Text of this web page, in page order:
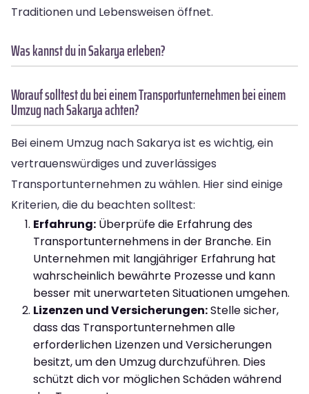
Traditionen und Lebensweisen öffnet.
Was kannst du in Sakarya erleben?
Worauf solltest du bei einem Transportunternehmen bei einem
Umzug nach Sakarya achten?
Bei einem Umzug nach Sakarya ist es wichtig, ein
vertrauenswürdiges und zuverlässiges
Transportunternehmen zu wählen. Hier sind einige
Kriterien, die du beachten solltest:
Erfahrung: Überprüfe die Erfahrung des
Transportunternehmens in der Branche. Ein
Unternehmen mit langjähriger Erfahrung hat
wahrscheinlich bewährte Prozesse und kann
besser mit unerwarteten Situationen umgehen.
Lizenzen und Versicherungen:Stelle sicher,
dass das Transportunternehmen alle
erforderlichen Lizenzen und Versicherungen
besitzt, um den Umzug durchzuführen. Dies
schützt dich vor möglichen Schäden während